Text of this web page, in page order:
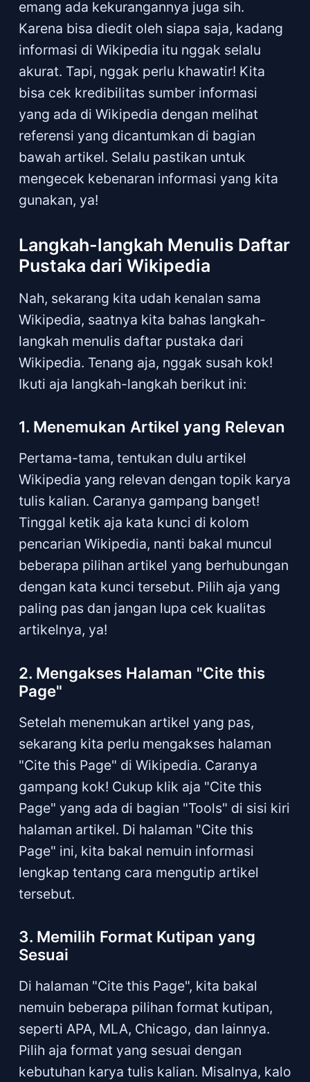
emang ada kekurangannya juga sih.
Karena bisa diedit oleh siapa saja, kadang
informasi di Wikipedia itu nggak selalu
akurat. Tapi, nggak perlu khawatir! Kita
bisa cek kredibilitas sumber informasi
yang ada di Wikipedia dengan melihat
referensi yang dicantumkan di bagian
bawah artikel. Selalu pastikan untuk
mengecek kebenaran informasi yang kita
gunakan, ya!
Langkah-langkah Menulis Daftar
Pustaka dari Wikipedia
Nah, sekarang kita udah kenalan sama
Wikipedia, saatnya kita bahas langkah-
langkah menulis daftar pustaka dari
Wikipedia. Tenang aja, nggak susah kok!
Ikuti aja langkah-langkah berikut ini:
1. Menemukan Artikel yang Relevan
Pertama-tama, tentukan dulu artikel
Wikipedia yang relevan dengan topik karya
tulis kalian. Caranya gampang banget!
Tinggal ketik aja kata kunci di kolom
pencarian Wikipedia, nanti bakal muncul
beberapa pilihan artikel yang berhubungan
dengan kata kunci tersebut. Pilih aja yang
paling pas dan jangan lupa cek kualitas
artikelnya, ya!
2. Mengakses Halaman "Cite this
Page"
Setelah menemukan artikel yang pas,
sekarang kita perlu mengakses halaman
"Cite this Page" di Wikipedia. Caranya
gampang kok! Cukup klik aja "Cite this
Page" yang ada di bagian "Tools" di sisi kiri
halaman artikel. Di halaman "Cite this
Page" ini, kita bakal nemuin informasi
lengkap tentang cara mengutip artikel
tersebut.
3. Memilih Format Kutipan yang
Sesuai
Di halaman "Cite this Page", kita bakal
nemuin beberapa pilihan format kutipan,
seperti APA, MLA, Chicago, dan lainnya.
Pilih aja format yang sesuai dengan
kebutuhan karya tulis kalian. Misalnya, kalo